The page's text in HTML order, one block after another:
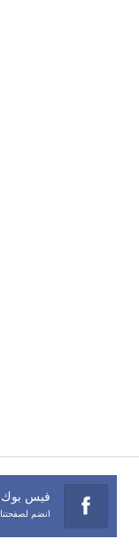
فيس بوك
انضم لصفحتنا